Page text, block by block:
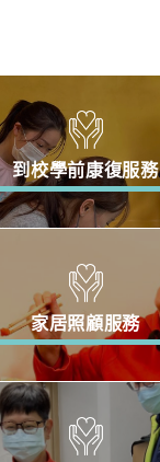
到校學前康復服務
家居照顧服務